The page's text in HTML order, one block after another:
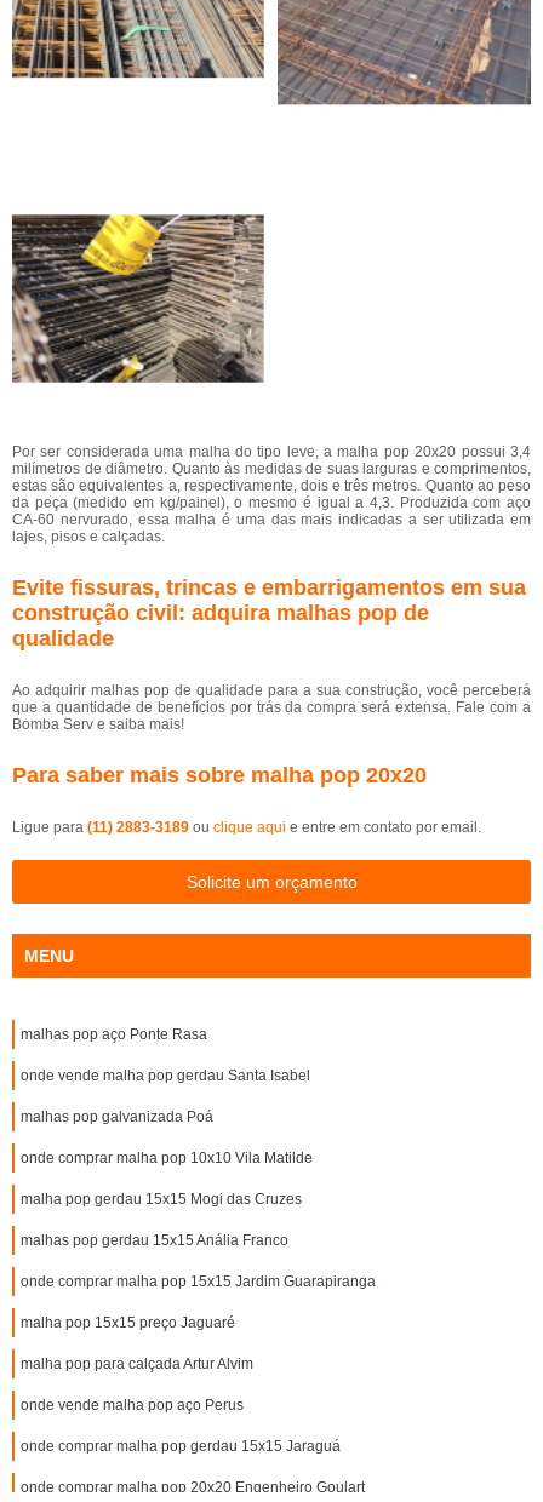
Por ser considerada uma malha do tipo leve, a malha pop 20x20 possui 3,4
milímetros de diâmetro. Quanto às medidas de suas larguras e comprimentos,
estas são equivalentes a, respectivamente, dois e três metros. Quanto ao peso
da peça (medido em kg/painel), o mesmo é igual a 4,3. Produzida com aço
CA-60 nervurado, essa malha é uma das mais indicadas a ser utilizada em
lajes, pisos e calçadas.
Evite fissuras, trincas e embarrigamentos em sua
construção civil: adquira malhas pop de
qualidade
Ao adquirir malhas pop de qualidade para a sua construção, você perceberá
que a quantidade de benefícios por trás da compra será extensa. Fale com a
Bomba Serv e saiba mais!
Para saber mais sobre malha pop 20x20
Ligue para (11) 2883-3189 ou clique aqui e entre em contato por email.
Solicite um orçamento
MENU
malhas pop aço Ponte Rasa
onde vende malha pop gerdau Santa Isabel
malhas pop galvanizada Poá
onde comprar malha pop 10x10 Vila Matilde
malha pop gerdau 15x15 Mogi das Cruzes
malhas pop gerdau 15x15 Anália Franco
onde comprar malha pop 15x15 Jardim Guarapiranga
malha pop 15x15 preço Jaguaré
malha pop para calçada Artur Alvim
onde vende malha pop aço Perus
onde comprar malha pop gerdau 15x15 Jaraguá
onde comprar malha pop 20x20 Engenheiro Goulart